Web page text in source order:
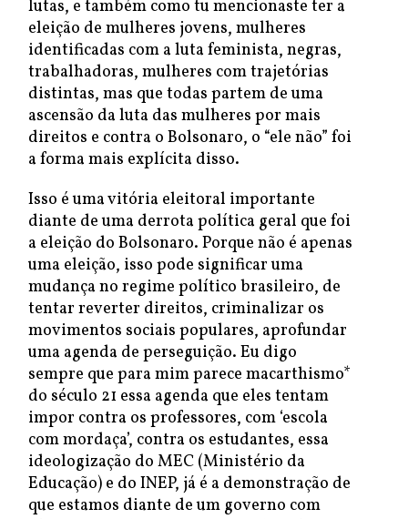
lutas, e também como tu mencionaste ter a
eleição de mulheres jovens, mulheres
identificadas com a luta feminista, negras,
trabalhadoras, mulheres com trajetórias
distintas, mas que todas partem de uma
ascensão da luta das mulheres por mais
direitos e contra o Bolsonaro, o “ele não” foi
a forma mais explícita disso.
Isso é uma vitória eleitoral importante
diante de uma derrota política geral que foi
a eleição do Bolsonaro. Porque não é apenas
uma eleição, isso pode significar uma
mudança no regime político brasileiro, de
tentar reverter direitos, criminalizar os
movimentos sociais populares, aprofundar
uma agenda de perseguição. Eu digo
sempre que para mim parece macarthismo*
do século 21 essa agenda que eles tentam
impor contra os professores, com ‘escola
com mordaça’, contra os estudantes, essa
ideologização do MEC (Ministério da
Educação) e do INEP, já é a demonstração de
que estamos diante de um governo com